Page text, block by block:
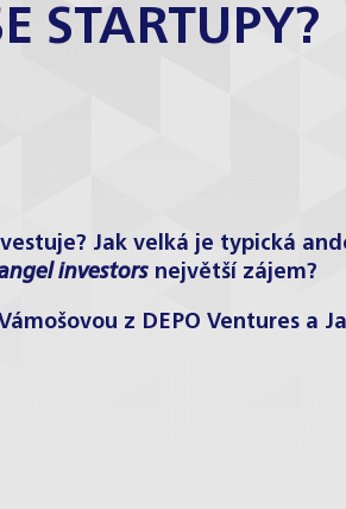
STARTUPY?
Jak velká je typická
investors největší zájem?
z DEPO Ventures a